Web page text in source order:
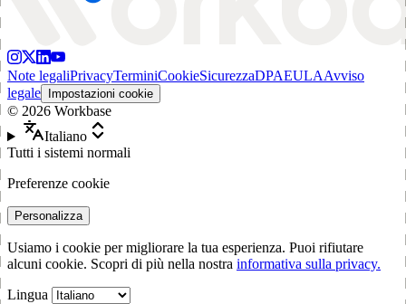
Note legaliPrivacyTerminiCookieSicurezzaDPAEULAAvviso
legale
Impostazioni cookie
© 2026 Workbase
Italiano
Tutti i sistemi normali
Preferenze cookie
Personalizza
Usiamo i cookie per migliorare la tua esperienza. Puoi rifiutare
alcuni cookie. Scopri di più nella nostra informativa sulla privacy.
Lingua